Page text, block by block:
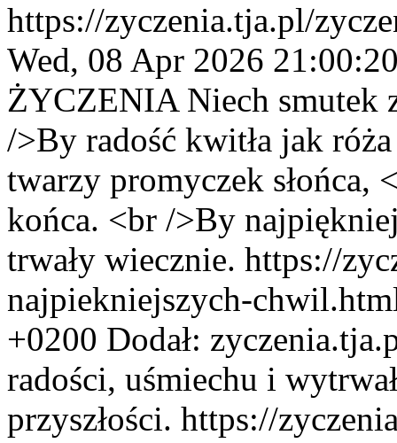
https://zyczenia.tja.pl/
Wed, 08 Apr 2026
ŻYCZENIA Niech smutek
/>By radość kwitła jak
twarzy promyczek słońca,
końca. <br />By
trwały wiecznie. https://
najpiekniejszych-
+0200 Dodał:
radości, uśmiechu i
przyszłości. https://